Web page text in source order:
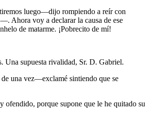
luego—dijo rompiendo a reír con
Ahora voy a declarar la causa de ese
de matarme. ¡Pobrecito de mí!
Una supuesta rivalidad, Sr. D. Gabriel.
una vez—exclamé sintiendo que se
ofendido, porque supone que le he quitado su